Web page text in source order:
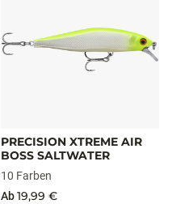
PRECISION XTREME AIR
BOSS SALTWATER
10 Farben
Ab19,99 €